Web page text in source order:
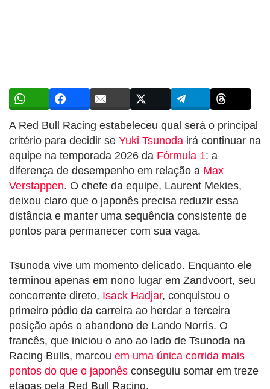
A Red Bull Racing estabeleceu qual será o principal
critério para decidir se Yuki Tsunoda irá continuar na
equipe na temporada 2026 da Fórmula 1: a
diferença de desempenho em relação a Max
Verstappen. O chefe da equipe, Laurent Mekies,
deixou claro que o japonês precisa reduzir essa
distância e manter uma sequência consistente de
pontos para permanecer com sua vaga.
Tsunoda vive um momento delicado. Enquanto ele
terminou apenas em nono lugar em Zandvoort, seu
concorrente direto, Isack Hadjar, conquistou o
primeiro pódio da carreira ao herdar a terceira
posição após o abandono de Lando Norris. O
francês, que iniciou o ano ao lado de Tsunoda na
Racing Bulls, marcou em uma única corrida mais
pontos do que o japonês conseguiu somar em treze
etapas pela Red Bull Racing.